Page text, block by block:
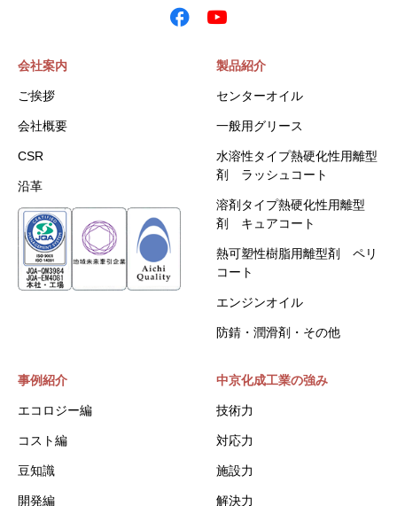
会社案内
ご挨拶
会社概要
CSR
沿革
製品紹介
センターオイル
一般用グリース
水溶性タイプ熱硬化性用離型
剤 ラッシュコート
溶剤タイプ熱硬化性用離型
剤 キュアコート
熱可塑性樹脂用離型剤 ペリ
コート
エンジンオイル
防錆・潤滑剤・その他
事例紹介
エコロジー編
コスト編
豆知識
開発編
中京化成工業の強み
技術力
対応力
施設力
解決力